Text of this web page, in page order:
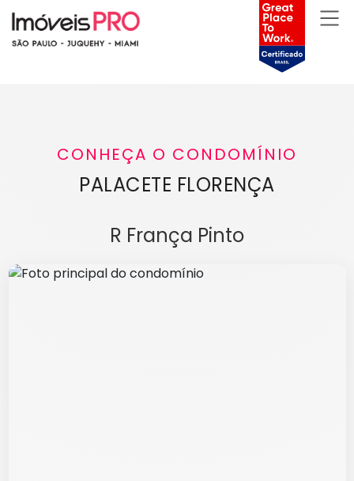
CONHEÇA O CONDOMÍNIO
PALACETE FLORENÇA
R França Pinto